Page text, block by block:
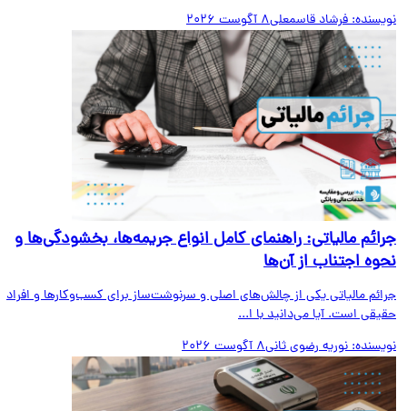
فرشاد قاسمعلی8 آگوست 2026
مالیاتی: راهنمای کامل انواع جریمه‌ها، بخشودگی‌ها و
اجتناب از آن‌ها
مالیاتی یکی از چالش‌های اصلی و سرنوشت‌ساز برای کسب‌وکارها و افراد
است. آیا می‌دانید با ا...
نوریه رضوی ثانی8 آگوست 2026